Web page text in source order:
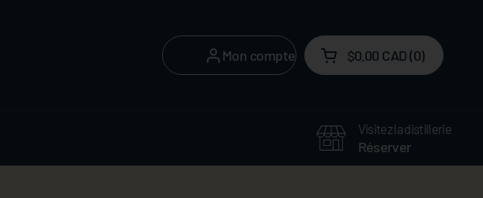
Mon compte Ouvrir le panier
Mon panier Total:
$0.00 CAD 0
produit dans votre
Visitez la distillerie
Réserver